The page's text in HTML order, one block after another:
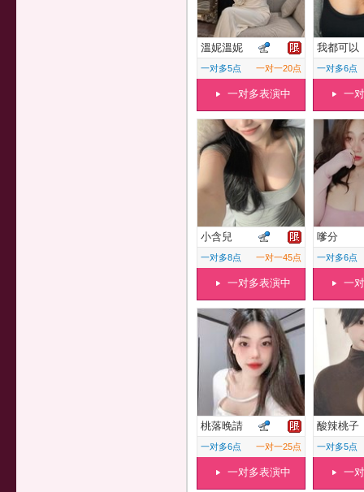
溫妮溫妮
一对多5点 一对一20点
一对多表演中
我都可以
一对多6点
一
小含兒
一对多8点 一对一45点
一对多表演中
嗲分
一对多6点
一
桃落晚請
一对多6点 一对一25点
一对多表演中
酸辣桃子
一对多5点
一